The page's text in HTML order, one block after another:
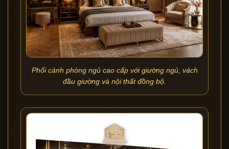
Phối cảnh phòng ngủ cao cấp với giường ngủ, vách
đầu giường và nội thất đồng bộ.